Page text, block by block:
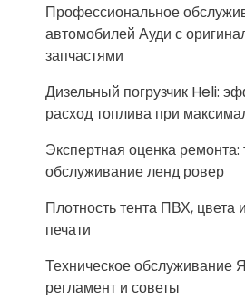
Профессиональное
автомобилей Ауди с
запчастями
Дизельный погрузчик Heli:
расход топлива при
Экспертная оценка ремонта:
обслуживание ленд ровер
Плотность тента ПВХ, цвета
печати
Техническое обслуживание
регламент и советы